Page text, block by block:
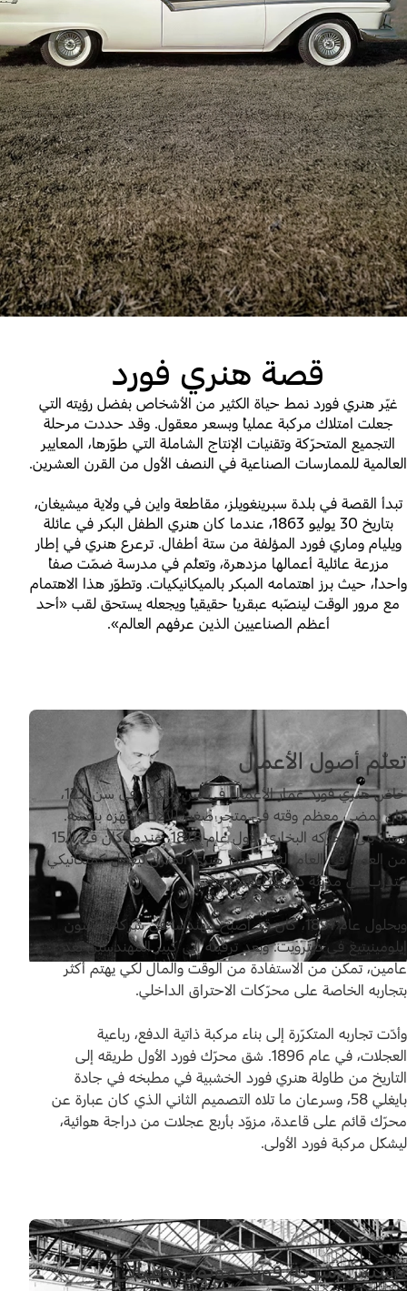
قصة هنري فورد
غيّر هنري فورد نمط حياة الكثير من الأشخاص بفضل رؤيته التي
جعلت امتلاك مركبة عملياً وبسعر معقول. وقد حددت مرحلة
التجميع المتحرّكة وتقنيات الإنتاج الشاملة التي طوّرها، المعايير
العالمية للممارسات الصناعية في النصف الأول من القرن العشرين.
تبدأ القصة في بلدة سبرينغويلز، مقاطعة واين في ولاية ميشيغان،
بتاريخ 30 يوليو 1863، عندما كان هنري الطفل البكر في عائلة
ويليام وماري فورد المؤلفة من ستة أطفال. ترعرع هنري في إطار
مزرعة عائلية أعمالها مزدهرة، وتعلّم في مدرسة ضمّت صفاً
واحداً، حيث برز اهتمامه المبكر بالميكانيكيات. وتطوّر هذا الاهتمام
مع مرور الوقت لينصّبه عبقرياً حقيقياً ويجعله يستحق لقب «أحد
أعظم الصناعيين الذين عرفهم العالم».
تعلّم أصول الأعمال
خاض هنري فورد غمار الأعمال في سن مبكرة. في سن الـ12،
كان يمضي معظم وقته في متجر صغير للآلات، جهّزه بنفسه.
وهنا، بنى محرّكه البخاري الأول عام 1878، عندما كان في الـ15
من العمر. في العام التالي، غادر هنري المنزل ليعمل كميكانيكي
متدرّب في مدينة ديترويت القريبة.
وبحلول عام 1891، كان قد أصبح مهندساً في شركة إديسون
إيلومينيتيغ في ديترويت. وبعد ترقيته إلى كبير المهندسين بعد
عامين، تمكّن من الاستفادة من الوقت والمال لكي يهتم أكثر
بتجاربه الخاصة على محرّكات الاحتراق الداخلي.
وأدّت تجاربه المتكرّرة إلى بناء مركبة ذاتية الدفع، رباعية
العجلات، في عام 1896. شق محرّك فورد الأول طريقه إلى
التاريخ من طاولة هنري فورد الخشبية في مطبخه في جادة
بايغلي 58، وسرعان ما تلاه التصميم الثاني الذي كان عبارة عن
محرّك قائم على قاعدة، مزوّد بأربع عجلات من دراجة هوائية،
ليشكّل مركبة فورد الأولى.
تأسيس شركة فورد موتور كومباني